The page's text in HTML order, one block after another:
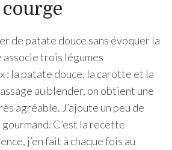
de patate douce sans évoquer la
trois légumes
: la patate douce, la carotte et la
au blender, on obtient une
agréable. J’ajoute un peu de
C’est la recette
j’en fait à chaque fois au